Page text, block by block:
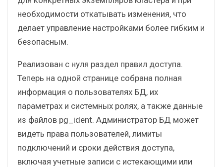
необходимости откатывать изменения, что
делает управление настройками более гибким и
безопасным.
Реализован с нуля раздел правил доступа.
Теперь на одной странице собрана полная
информация о пользователях БД, их
параметрах и системных ролях, а также данные
из файлов pg_ident. Администратор БД может
видеть права пользователей, лимиты
подключений и сроки действия доступа,
включая учетные записи с истекающими или